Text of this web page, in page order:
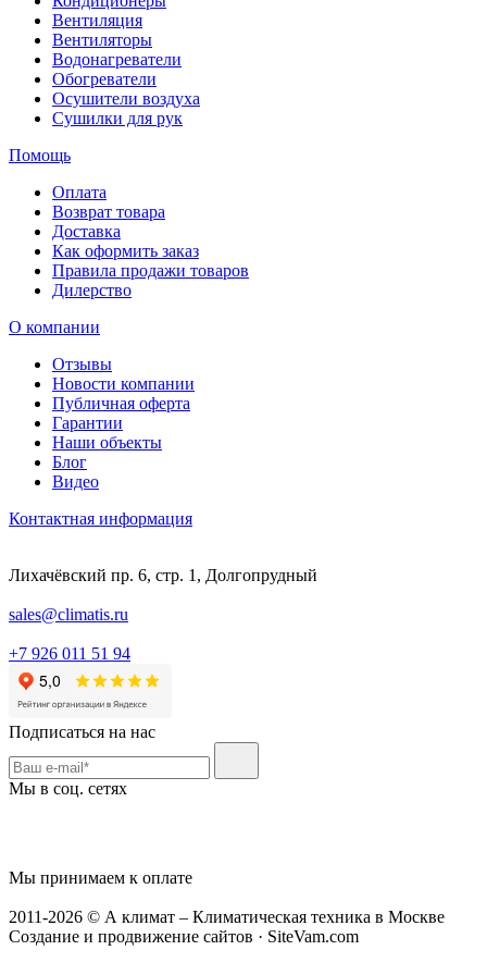
Вентиляция
Вентиляторы
Водонагреватели
Обогреватели
Осушители воздуха
Сушилки для рук
Помощь
Оплата
Возврат товара
Доставка
Как оформить заказ
Правила продажи товаров
Дилерство
О компании
Отзывы
Новости компании
Публичная оферта
Гарантии
Наши объекты
Блог
Видео
Контактная информация
Лихачёвский пр. 6, стр. 1, Долгопрудный
sales@climatis.ru
+7 926 011 51 94
Подписаться на нас
Мы в соц. сетях
Мы принимаем к оплате
2011-2026 © А климат – Климатическая техника в Москве
Создание и продвижение сайтов · SiteVam.com